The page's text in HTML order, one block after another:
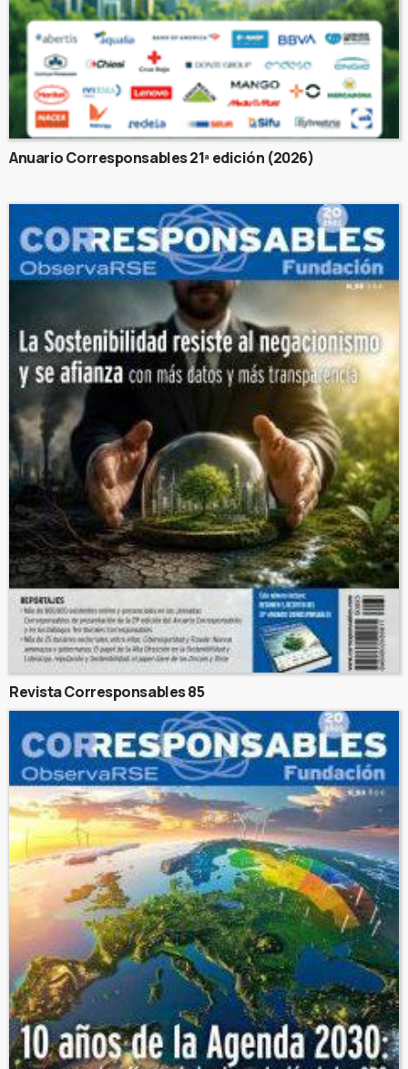
Anuario Corresponsables 21ª edición (2026)
Revista Corresponsables 85